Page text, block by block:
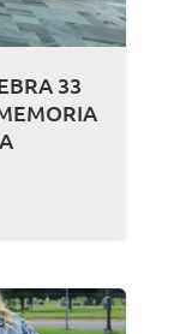
33